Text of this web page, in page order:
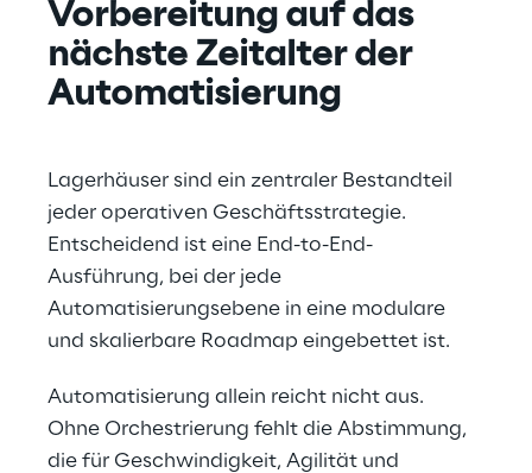
Vorbereitung auf das
nächste Zeitalter der
Automatisierung
Lagerhäuser sind ein zentraler Bestandteil
jeder operativen Geschäftsstrategie.
Entscheidend ist eine End-to-End-
Ausführung, bei der jede
Automatisierungsebene in eine modulare
und skalierbare Roadmap eingebettet ist.
Automatisierung allein reicht nicht aus.
Ohne Orchestrierung fehlt die Abstimmung,
die für Geschwindigkeit, Agilität und